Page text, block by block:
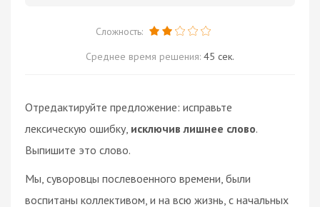
Сложность:
Среднее время решения: 45 сек.
Отредактируйте предложение: исправьте
лексическую ошибку, исключив лишнее слово.
Выпишите это слово.
Мы, суворовцы послевоенного времени, были
воспитаны коллективом, и на всю жизнь, с начальных